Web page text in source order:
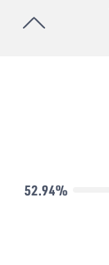
52.94%